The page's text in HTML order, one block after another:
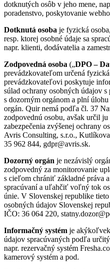
dotknutých osôb v jeho mene,
poradenstvo, poskytovanie
Dotknutá osoba je fyzická
resp. ktorej osobné údaje sa
napr. klienti, dodávatelia a
Zodpovedná osoba („DPO –
prevádzkovateľom určená
prevádzkovateľovi poskytuje
súlad ochrany osobných údajov
s dozorným orgánom a plní
orgán. Quir nemá podľa čl. 37
zodpovednú osobu, avšak určil
zabezpečenia zvýšenej ochrany
Avris Consulting, s.r.o.,
35 962 844, gdpr@avris.sk.
Dozorný orgán je nezávislý
zodpovedný za monitorovanie
s cieľom chrániť základné práva
spracúvaní a uľahčiť voľný tok
únie. V Slovenskej republike
osobných údajov Slovenskej
IČO: 36 064 220,
Informačný systém je
údajov spracúvaných podľa
napr. rezervačný systém
kamerový systém a pod.